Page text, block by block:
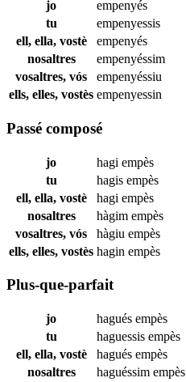
jo
empenyés
tu
empenyessis
ell, ella, vostè
empenyés
nosaltres
empenyéssim
vosaltres, vós
empenyéssiu
ells, elles, vostès empenyessin
Passé composé
jo hagi empès
tu
hagis empès
ell, ella, vostè
hagi empès
nosaltres
hàgim empès
vosaltres, vós
hàgiu empès
ells, elles, vostès hagin empès
Plus-que-parfait
jo hagués empès
tu
haguessis empès
ell, ella, vostè
hagués empès
nosaltres
haguéssim empès